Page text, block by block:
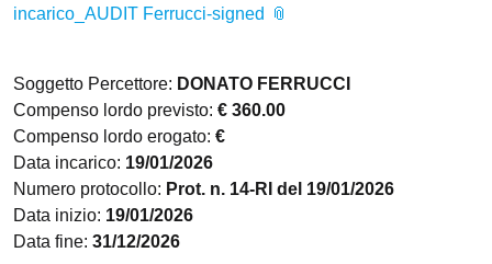
incarico_AUDIT Ferrucci-signed
Soggetto Percettore: DONATO FERRUCCI
Compenso lordo previsto: € 360.00
Compenso lordo erogato: €
Data incarico: 19/01/2026
Numero protocollo: Prot. n. 14-RI del 19/01/2026
Data inizio: 19/01/2026
Data fine: 31/12/2026